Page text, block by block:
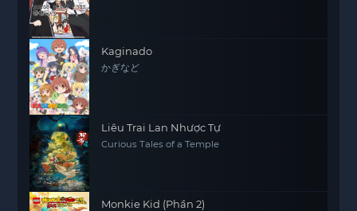
Kaginado
かぎなど
Liêu Trai Lan Nhược Tự
Curious Tales of a Temple
Monkie Kid (Phần 2)